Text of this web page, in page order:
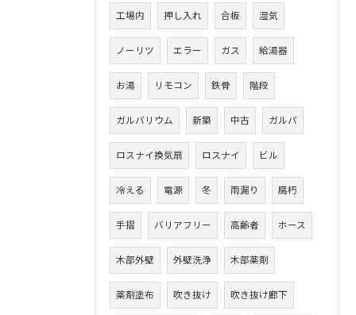
工場内 押し入れ 合板 湿気
ノーリツ エラー ガス 給湯器
お湯 リモコン 鉄骨 階段
ガルバリウム 新築 中古 ガルバ
ロスナイ換気扇 ロスナイ ビル
冷える 電源 冬 雨漏り 腐朽
手摺 バリアフリー 高齢者 ホース
木部外壁 外壁洗浄 木部薬剤
薬剤塗布 吹き抜け 吹き抜け廊下